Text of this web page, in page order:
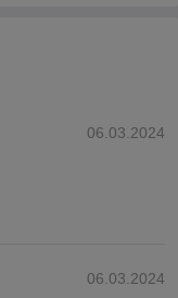
06.03.2024
06.03.2024